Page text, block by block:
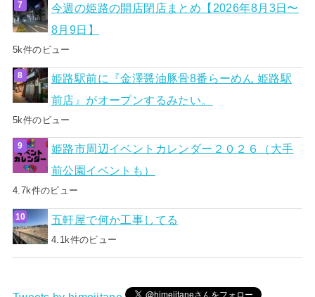
今週の姫路の開店閉店まとめ【2026年8月3日〜
8月9日】
5k件のビュー
姫路駅前に『金澤醤油豚骨8番らーめん 姫路駅
前店』がオープンするみたい。
5k件のビュー
姫路市周辺イベントカレンダー２０２６（大手
前公園イベントも）
4.7k件のビュー
五軒屋で何か工事してる
4.1k件のビュー